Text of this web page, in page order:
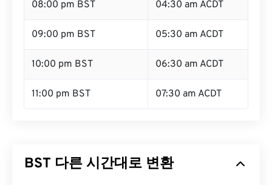
08:00 pm BST 04:30 am ACDT
09:00 pm BST 05:30 am ACDT
10:00 pm BST 06:30 am ACDT
11:00 pm BST 07:30 am ACDT
BST 다른 시간대로 변환